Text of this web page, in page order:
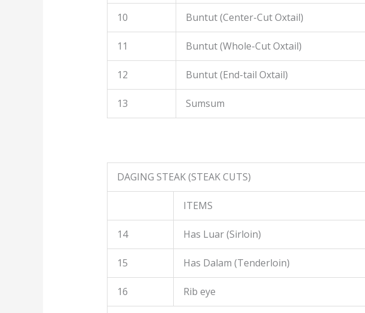
10 Buntut (Center-Cut Oxtail)
11 Buntut (Whole-Cut Oxtail)
12 Buntut (End-tail Oxtail)
13 Sumsum
DAGING STEAK (STEAK CUTS)
ITEMS
14 Has Luar (Sirloin)
15 Has Dalam (Tenderloin)
16 Rib eye